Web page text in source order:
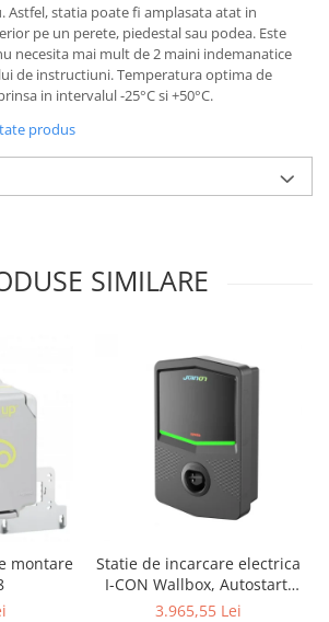
Astfel, statia poate fi amplasata atat in
pe un perete, piedestal sau podea. Este
necesita mai mult de 2 maini indemanatice
de instructiuni. Temperatura optima de
in intervalul -25°C si +50°C.
produs
SIMILARE
montare
Statie de incarcare electrica
I-CON Wallbox, Autostart,
4,6kW monofozat
3.965,55 Lei